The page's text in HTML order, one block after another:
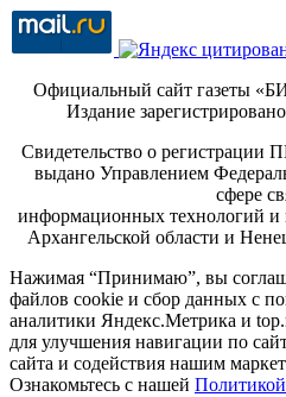
Официальный сайт газеты
Издание
Свидетельство о регистрации
выдано Управлением
сфере
информационных технологий
Архангельской области и
Нажимая “Принимаю”, вы
файлов cookie и сбор данных с
аналитики Яндекс.Метрика и
для улучшения навигации по
сайта и содействия нашим
Ознакомьтесь с нашей